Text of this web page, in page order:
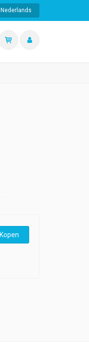
Nederlands
Kopen